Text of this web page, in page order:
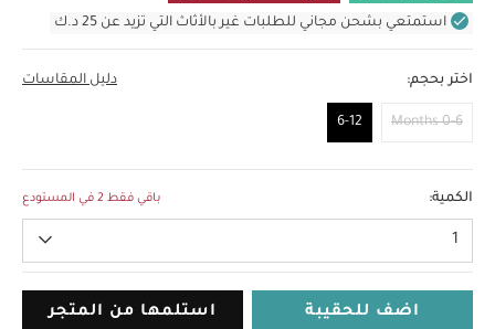
استمتعي بشحن مجاني للطلبات غير بالأثاث التي تزيد عن 25 د.ك
اختر بحجم: دليل المقاسات
0-6 Months
6-12
الكمية: باقي فقط 2 في المستودع
1
اضف للحقيبة استلمها من المتجر